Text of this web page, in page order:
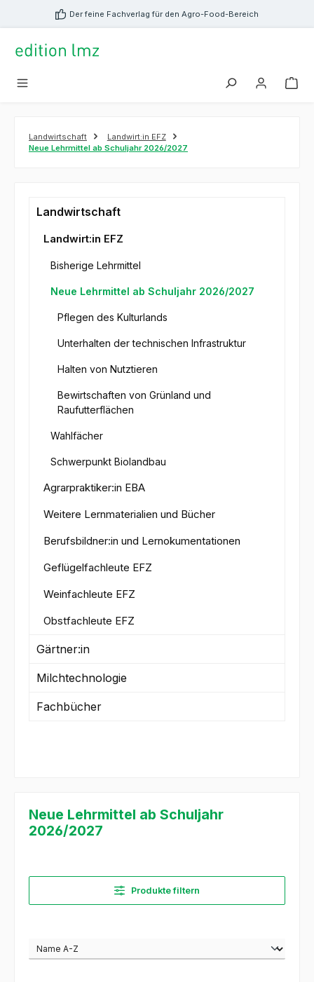
springen Der feine Fachverlag für den Agro-Food-Bereich
Landwirtschaft
Landwirt:in EFZ
Neue Lehrmittel ab Schuljahr 2026/2027
Landwirtschaft
Landwirt:in EFZ
Bisherige Lehrmittel
Neue Lehrmittel ab Schuljahr 2026/2027
Pflegen des Kulturlands
Unterhalten der technischen Infrastruktur
Halten von Nutztieren
Bewirtschaften von Grünland und
Raufutterflächen
Wahlfächer
Schwerpunkt Biolandbau
Agrarpraktiker:in EBA
Weitere Lernmaterialien und Bücher
Berufsbildner:in und Lernokumentationen
Geflügelfachleute EFZ
Weinfachleute EFZ
Obstfachleute EFZ
Gärtner:in
Milchtechnologie
Fachbücher
Neue Lehrmittel ab Schuljahr
2026/2027
Produkte filtern